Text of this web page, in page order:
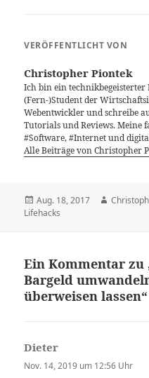
VERÖFFENTLICHT VON
Christopher Piontek
Ich bin ein technikbegeisterter
(Fern-)Student der
Webentwickler und schreibe
Tutorials und Reviews. Meine
#Software, #Internet und
Alle Beiträge von Christopher
Veröffentlicht
am
Aug. 18, 2017 Autor
Lifehacks
Ein Kommentar zu
Bargeld
überweisen lassen“
Dieter
Nov. 14, 2019 um 12:56 Uhr